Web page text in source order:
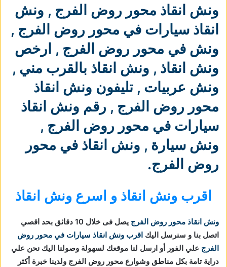
ونش انقاذ محور روض الفرج , ونش
انقاذ سيارات في محور روض الفرج ,
ونش في محور روض الفرج , ارخص
ونش انقاذ , ونش انقاذ بالقرب مني ,
ونش عربيات , تليفون ونش انقاذ
محور روض الفرج , رقم ونش انقاذ
سيارات في محور روض الفرج ,
ونش سيارة , ونش انقاذ في محور
روض الفرج.
اقرب ونش انقاذ و اسرع ونش انقاذ
ونش انقاذ محور روض الفرج
يصل فى خلال 10 دقائق بحد اقصي
اتصل بنا و سنرسل اليك اقرب ونش انقاذ سيارات في محور روض
الفرج علي الفور أو ارسل لنا موقعك لسهولة وصولنا اليك نحن علي
دراية تامة بكل مناطق وشوارع محور روض الفرج ولدينا خبرة أكثر